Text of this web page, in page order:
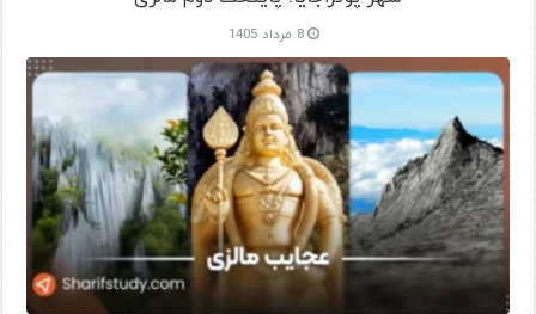
8 مرداد 1405